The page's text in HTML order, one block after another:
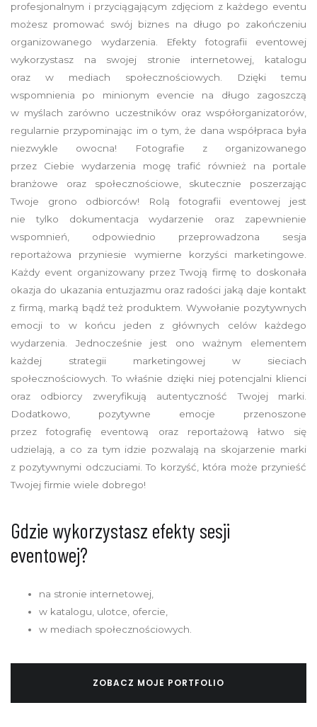
profesjonalnym i przyciągającym zdjęciom z każdego eventu
możesz promować swój biznes na długo po zakończeniu
organizowanego wydarzenia. Efekty fotografii eventowej
wykorzystasz na swojej stronie internetowej, katalogu
oraz w mediach społecznościowych. Dzięki temu
wspomnienia po minionym evencie na długo zagoszczą
w myślach zarówno uczestników oraz współorganizatorów,
regularnie przypominając im o tym, że dana współpraca była
niezwykle owocna! Fotografie z organizowanego
przez Ciebie wydarzenia mogę trafić również na portale
branżowe oraz społecznościowe, skutecznie poszerzając
Twoje grono odbiorców! Rolą fotografii eventowej jest
nie tylko dokumentacja wydarzenie oraz zapewnienie
wspomnień, odpowiednio przeprowadzona sesja
reportażowa przyniesie wymierne korzyści marketingowe.
Każdy event organizowany przez Twoją firmę to doskonała
okazja do ukazania entuzjazmu oraz radości jaką daje kontakt
z firmą, marką bądź też produktem. Wywołanie pozytywnych
emocji to w końcu jeden z głównych celów każdego
wydarzenia. Jednocześnie jest ono ważnym elementem
każdej strategii marketingowej w sieciach
społecznościowych. To właśnie dzięki niej potencjalni klienci
oraz odbiorcy zweryfikują autentyczność Twojej marki.
Dodatkowo, pozytywne emocje przenoszone
przez fotografię eventową oraz reportażową łatwo się
udzielają, a co za tym idzie pozwalają na skojarzenie marki
z pozytywnymi odczuciami. To korzyść, która może przynieść
Twojej firmie wiele dobrego!
Gdzie wykorzystasz efekty sesji
eventowej?
na stronie internetowej,
w katalogu, ulotce, ofercie,
w mediach społecznościowych.
ZOBACZ MOJE PORTFOLIO